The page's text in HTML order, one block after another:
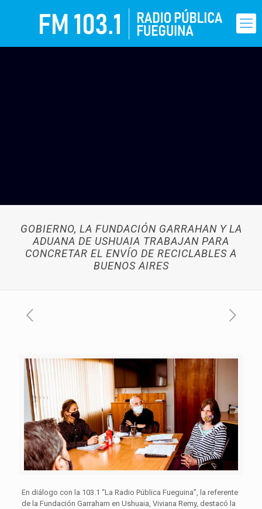
GOBIERNO, LA FUNDACIÓN GARRAHAN Y LA
ADUANA DE USHUAIA TRABAJAN PARA
CONCRETAR EL ENVÍO DE RECICLABLES A
BUENOS AIRES
En diálogo con la 103.1 “La Radio Pública Fueguina”, la referente
de la Fundación Garraham en Ushuaia, Viviana Remy, destacó la